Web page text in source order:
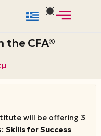
the CFA®
will be offering 3
Skills for Success